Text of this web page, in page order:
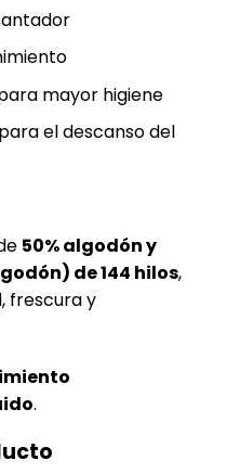
mayor higiene
el descanso del
50% algodón y
de 144 hilos,
frescura y
.